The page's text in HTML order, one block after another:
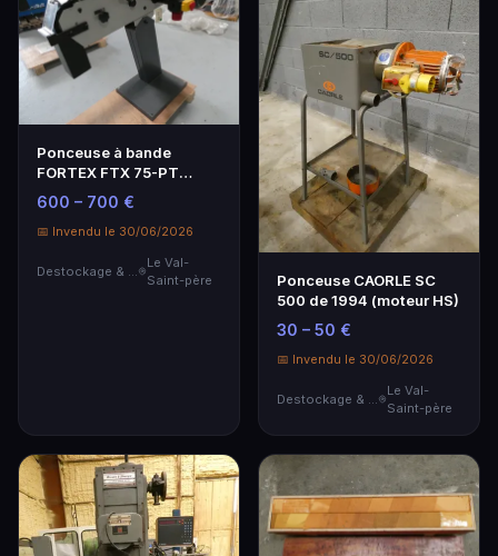
Ponceuse à bande
FORTEX FTX 75-PT
2023 - Neuf et
Performante
600 – 700 €
📅 Invendu le 30/06/2026
Le Val-
Saint-père
Ponceuse CAORLE SC
500 de 1994 (moteur HS)
30 – 50 €
📅 Invendu le 30/06/2026
Destockage & Invendus
Le Val-
Saint-père